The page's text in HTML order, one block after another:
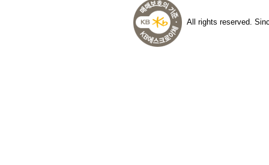
All rights reserved.